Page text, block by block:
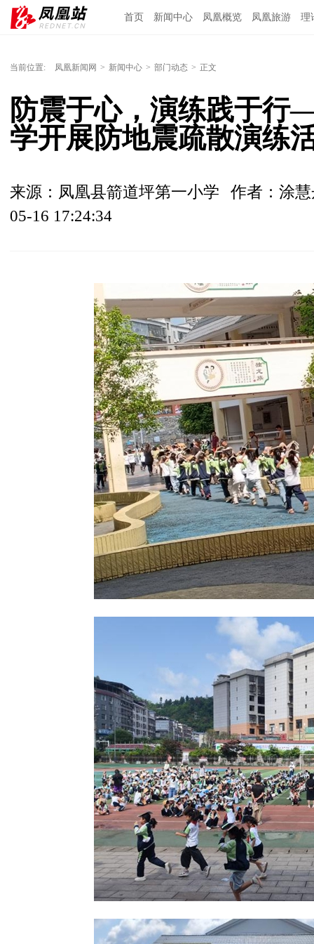
首页 新闻中心 凤凰概览 凤凰旅游 理
当前位置: 凤凰新闻网 > 新闻中心 > 部门动态 > 正文
防震于心，演练践于
学开展防地震疏散演练
来源：凤凰县箭道坪第一小学
作者：涂
05-16 17:24:34